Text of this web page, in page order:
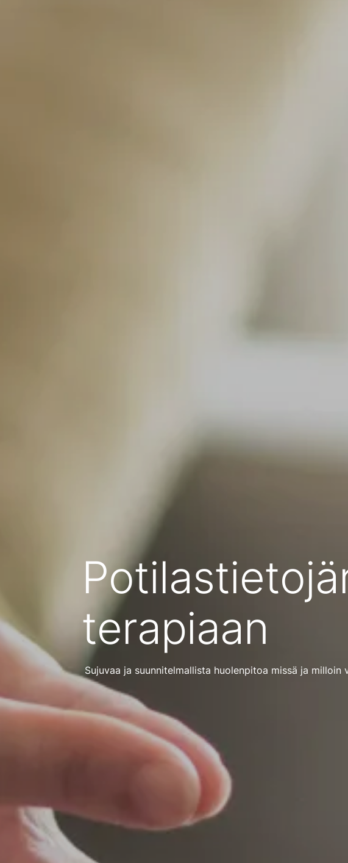
terapiaan
Sujuvaa ja suunnitelmallista huolenpitoa missä ja milloin